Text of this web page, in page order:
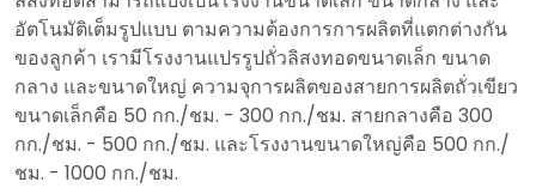
อัตโนมัติเต็มรูปแบบ ตามความต้องการการผลิตที่แตกต่างกัน
ของลูกค้า เรามีโรงงานแปรรูปถั่วลิสงทอดขนาดเล็ก ขนาด
กลาง และขนาดใหญ่ ความจุการผลิตของสายการผลิตถั่วเขียว
ขนาดเล็กคือ 50 กก./ชม. - 300 กก./ชม. สายกลางคือ 300
กก./ชม. - 500 กก./ชม. และโรงงานขนาดใหญ่คือ 500 กก./
ชม. - 1000 กก./ชม.